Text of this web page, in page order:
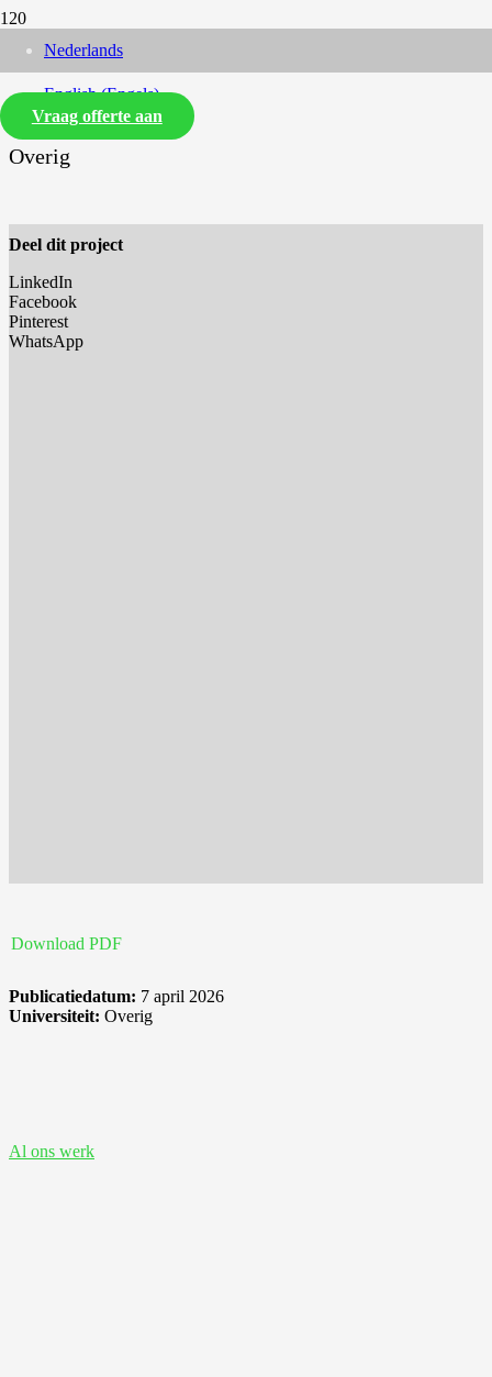
Nederlands
English(Engels)
Vraag offerte aan
Overig
Deel dit project
LinkedIn
Facebook
Pinterest
WhatsApp
Download PDF
Publicatiedatum: 7 april 2026
Universiteit: Overig
Al ons werk